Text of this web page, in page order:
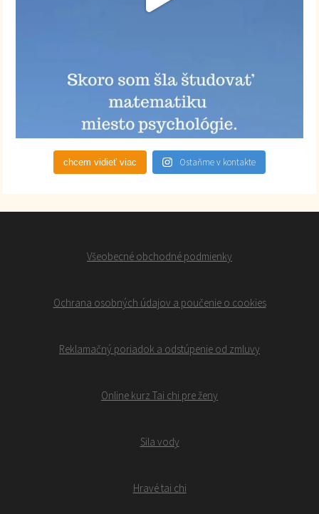
chcem vidieť viac Ostaňme v kontakte
Všeobecné obchodné podmienky
Ochrana osobných údajov a poučenie o cookies
Reklamačný poriadok a odstúpenie od zmluvy
Online kurz Tai chi pre ženy
Sila vody
Hravé tai chi